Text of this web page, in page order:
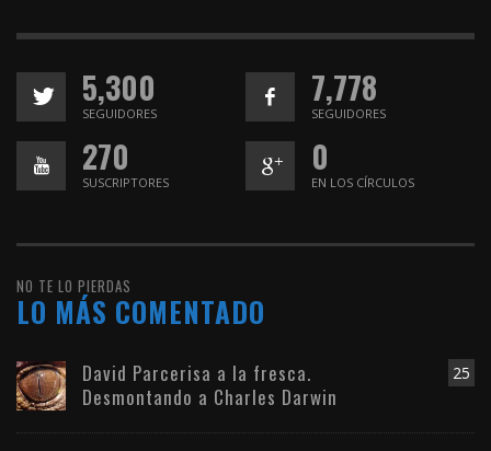
5,300
SEGUIDORES
7,778
SEGUIDORES
270
SUSCRIPTORES
0
EN LOS CÍRCULOS
NO TE LO PIERDAS
LO MÁS COMENTADO
25
David Parcerisa a la fresca.
Desmontando a Charles Darwin